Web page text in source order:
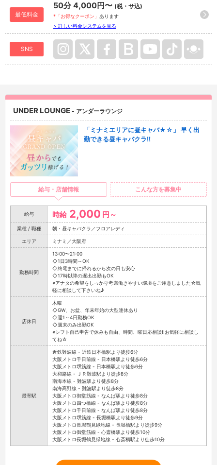
最低料金
50分 4,000円〜 (税・サ込)
*「お得なクーポン」 あります
> 詳しい料金システムを見る
SNS
UNDER LOUNGE - アンダーラウンジ
「ミナミエリアに昼キャバ★☆」 早く出
勤できる昼キャバクラ!!
給与・店舗情報 こんな方を募集中
給与 時給 2,000 円～
業種 / 職種 朝・昼キャバクラ／フロアレディ
エリア ミナミ／大阪府
勤務時間
13:00〜21:00
◇1日3時間～OK
◇終電までに帰れるから次の日も安心
◇17時以降の遅出出勤もOK
※アナタの希望をしっかり考慮働きやすい環境をご用意しました☆気
軽に相談して下さいね♪
店休日
木曜
◇GW、お盆、年末年始の大型連休あり
◇週1～4日勤務OK
◇週末のみ出勤OK
※シフト自己申告で休みも自由、時間、曜日応相談!!お気軽に相談し
てね☆
最寄駅
近鉄難波線 - 近鉄日本橋駅より徒歩6分
大阪メトロ千日前線 - 日本橋駅より徒歩6分
大阪メトロ堺筋線 - 日本橋駅より徒歩6分
大和路線 - ＪＲ難波駅より徒歩8分
南海本線 - 難波駅より徒歩8分
南海高野線 - 難波駅より徒歩8分
大阪メトロ御堂筋線 - なんば駅より徒歩8分
大阪メトロ四つ橋線 - なんば駅より徒歩8分
大阪メトロ千日前線 - なんば駅より徒歩8分
大阪メトロ堺筋線 - 長堀橋駅より徒歩9分
大阪メトロ長堀鶴見緑地線 - 長堀橋駅より徒歩9分
大阪メトロ御堂筋線 - 心斎橋駅より徒歩10分
大阪メトロ長堀鶴見緑地線 - 心斎橋駅より徒歩10分